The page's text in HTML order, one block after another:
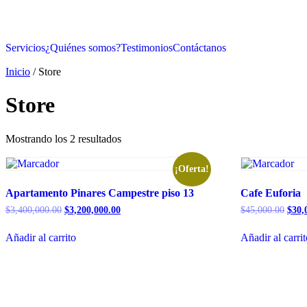
Servicios¿Quiénes somos?TestimoniosContáctanos
Inicio / Store
Store
Mostrando los 2 resultados
¡Oferta!
Apartamento Pinares Campestre piso 13
$3,400,000.00 $3,200,000.00
Añadir al carrito
Cafe Euforia
$45,000.00 $
Añadir al